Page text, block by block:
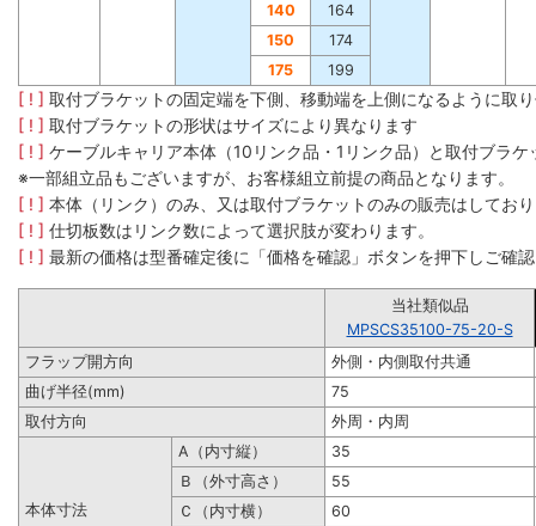
140
164
150
174
175
199
[ ! ] 取付ブラケットの固定端を下側、移動端を上側になるように取
[ ! ] 取付ブラケットの形状はサイズにより異なります
[ ! ] ケーブルキャリア本体（10リンク品・1リンク品）と取付ブラ
※一部組立品もございますが、お客様組立前提の商品となります。
[ ! ] 本体（リンク）のみ、又は取付ブラケットのみの販売はしてお
[ ! ] 仕切板数はリンク数によって選択肢が変わります。
[ ! ] 最新の価格は型番確定後に「価格を確認」ボタンを押下しご確
当社類似品
MPSCS35100-75-20-S
フラップ開方向
外側・内側取付共通
曲げ半径(mm)
75
取付方向
外周・内周
A（内寸縦）
35
Ｂ（外寸高さ）
55
本体寸法
Ｃ（内寸横）
60